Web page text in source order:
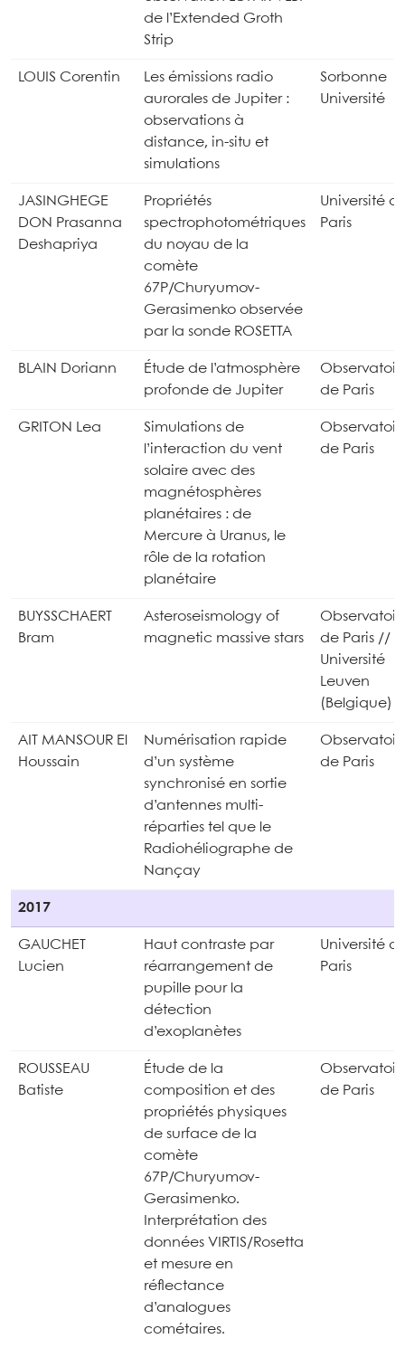
de l’Extended Groth
Strip
LOUIS Corentin
Les émissions radio
aurorales de Jupiter :
observations à
distance, in-situ et
simulations
Sorbonne
Université
JASINGHEGE
DON Prasanna
Deshapriya
Propriétés
spectrophotométriques
du noyau de la
comète
67P/Churyumov-
Gerasimenko observée
par la sonde ROSETTA
Université
Paris
BLAIN Doriann
Étude de l’atmosphère
profonde de Jupiter
de Paris
GRITON Lea
Simulations de
l’interaction du vent
solaire avec des
magnétosphères
planétaires : de
Mercure à Uranus, le
rôle de la rotation
planétaire
de Paris
BUYSSCHAERT
Bram
Asteroseismology of
magnetic massive stars
de Paris //
Université
Leuven
(Belgique)
AIT MANSOUR El
Houssain
Numérisation rapide
d’un système
synchronisé en sortie
d’antennes multi-
réparties tel que le
Radiohéliographe de
Nançay
de Paris
2017
GAUCHET
Lucien
Haut contraste par
réarrangement de
pupille pour la
détection
d’exoplanètes
Université
Paris
ROUSSEAU
Batiste
Étude de la
composition et des
propriétés physiques
de surface de la
comète
67P/Churyumov-
Gerasimenko.
Interprétation des
données VIRTIS/Rosetta
et mesure en
réflectance
d’analogues
cométaires.
de Paris